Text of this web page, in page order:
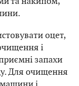
оцет,
і
запахи
Для очищення